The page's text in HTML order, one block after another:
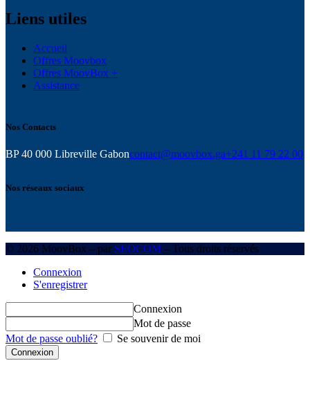
Liens utiles
Accueil
Offres Moovbox
Offres MoovBox +
Assistance
Nos Contacts
BP 40 000 Libreville Gaboncontact@moovbox.ga+241 11 79 22 00
Nos réseaux sociaux
© 2026 MoovBox – par SEOCOM – Tous droits réservés
Connexion
S'enregistrer
Connexion
Mot de passe
Mot de passe oublié?
Se souvenir de moi